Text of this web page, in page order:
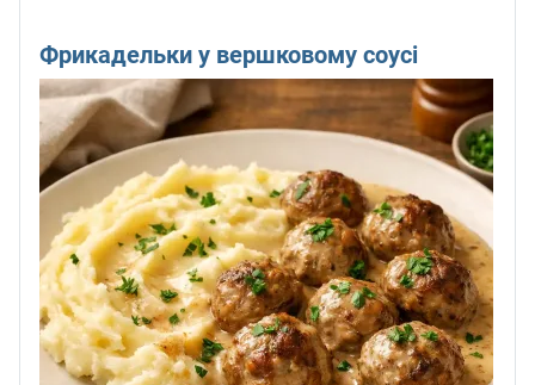
Фрикадельки у вершковому соусі